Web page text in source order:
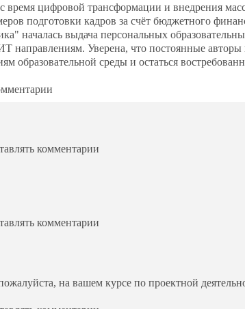
цифровой трансформации и внедрения
подготовки кадров за счёт бюджетного
началась выдача персональных
направлениям. Уверена, что постоянные авторы
образовательной среды и остаться
комментарии
комментарии
на вашем курсе по проектной